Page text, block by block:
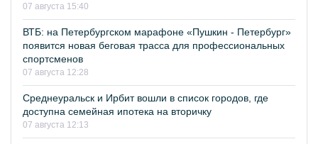
07 августа 15:40
ВТБ: на Петербургском марафоне «Пушкин - Петербург»
появится новая беговая трасса для профессиональных
спортсменов
07 августа 12:28
Среднеуральск и Ирбит вошли в список городов, где
доступна семейная ипотека на вторичку
07 августа 12:13